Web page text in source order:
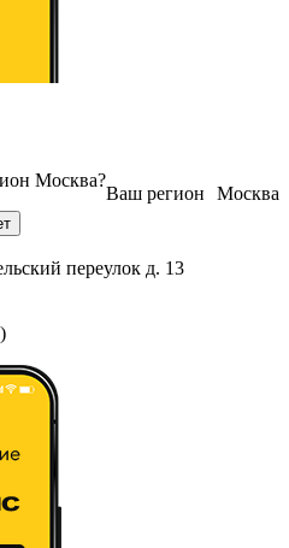
Москва
Ваш регион
Москва?
переулок д. 13